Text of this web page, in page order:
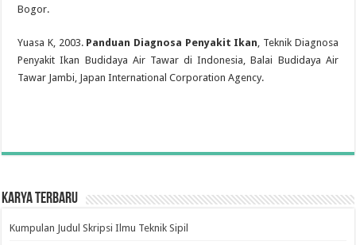
Bogor.
Yuasa K, 2003. Panduan Diagnosa Penyakit Ikan , Teknik Diagnosa
Penyakit Ikan Budidaya Air Tawar di Indonesia, Balai Budidaya Air
Tawar Jambi, Japan International Corporation Agency.
Karya Terbaru
Kumpulan Judul Skripsi Ilmu Teknik Sipil